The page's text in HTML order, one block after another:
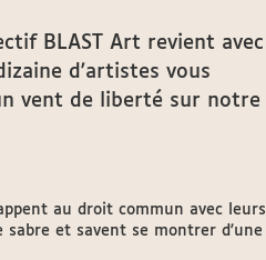
BLAST Art revient avec
d'artistes vous
vent de liberté sur notre
au droit commun avec leurs
et savent se montrer d'une